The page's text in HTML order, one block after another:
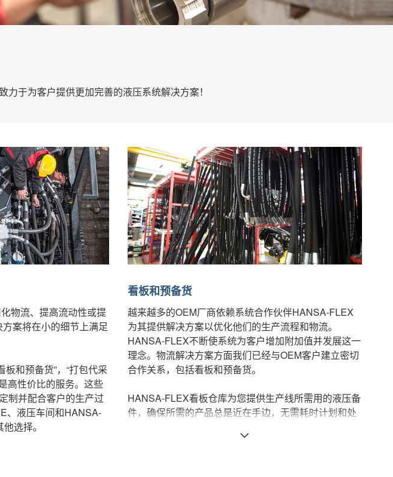
于为客户提供更加完善的液压系统解决方案！
物流、提高流动性或提
案将在小的细节上满足
和预备货”，“打包代采
高性价比的服务。这些
制并配合客户的生产过
、液压车间和HANSA-
选择。
看板和预备货
越来越多的OEM厂商依赖系统合作伙伴HANSA-FLEX
为其提供解决方案以优化他们的生产流程和物流。
HANSA-FLEX不断使系统为客户增加附加值并发展这一
理念。物流解决方案方面我们已经与OEM客户建立密切
合作关系，包括看板和预备货。
HANSA-FLEX看板仓库为您提供生产线所需用的液压备
件，确保所需的产品总是近在手边，无需耗时计划和处